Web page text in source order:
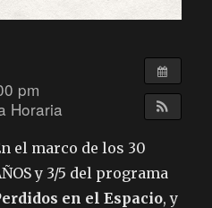
pm
Horaria
el marco de los 30
y 3/5 del programa
en el Espacio, y